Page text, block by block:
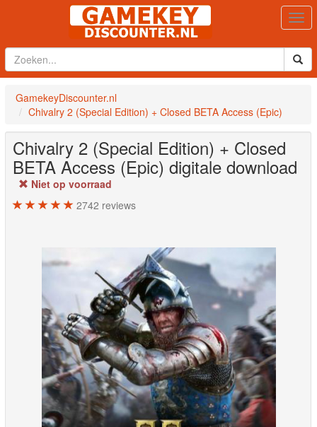
GamekeyDiscounter.nl
Chivalry 2 (Special Edition) + Closed BETA Access (Epic)
Chivalry 2 (Special Edition) + Closed
BETA Access (Epic) digitale download
Niet op voorraad
2742 reviews